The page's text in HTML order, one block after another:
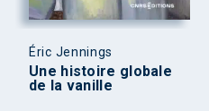
Éric Jennings
Une histoire globale
de la vanille